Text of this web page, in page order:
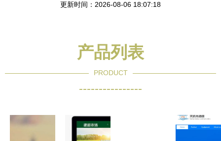
更新时间：2026-08-06 18:07:18
产品列表
PRODUCT
----------------